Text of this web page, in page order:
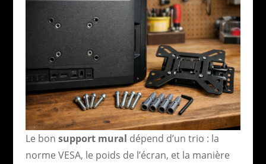
Le bon support mural dépend d’un trio : la
norme VESA, le poids de l’écran, et la manière